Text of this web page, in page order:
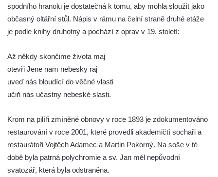
Budějovicích
Socha svatého Jana Nepomuckého u
kostela svaté Rodiny v Českých
Socha S tebou v parku na Senovážném
náměstí v Českých Budějovicích
Sousoší Humanoidi na Lannově třídě v
Českých Budějovicích
Pomník Vojtěcha Adalberta Lanny v parku
Na Sadech v Českých Budějovicích
Pomník Přemysla Otakara II. v parku Na
spodního hranolu je dostatečná k tomu, aby mohla sloužit jako
občasný oltářní stůl. Nápis v rámu na čelní straně druhé etáže
je podle knihy druhotný a pochází z oprav v 19. století:
Až někdy skončime života maj
otevři Jene nam nebesky raj
uveď nás bloudící do věčné vlasti
učiň nás učastny nebeské slasti.
Krom na pilíři zmíněné obnovy v roce 1893 je zdokumentováno
restaurování v roce 2001, které provedli akademičtí sochaři a
restaurátoři Vojtěch Adamec a Martin Pokorný. Na soše v té
době byla patrná polychromie a sv. Jan měl nepůvodní
svatozář, která byla odstraněna.